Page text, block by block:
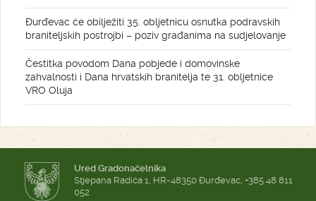
Đurđevac će obilježiti 35. obljetnicu osnutka podravskih
braniteljskih postrojbi – poziv građanima na sudjelovanje
Čestitka povodom Dana pobjede i domovinske
zahvalnosti i Dana hrvatskih branitelja te 31. obljetnice
VRO Oluja
Ured Gradonačelnika
Stjepana Radića 1, HR-48350 Đurđevac, +385 48 811
052